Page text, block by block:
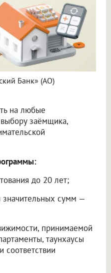
Банк» (АО)
на любые
заёмщика,
до 20 лет;
значительных сумм —
принимаемой
таунхаусы